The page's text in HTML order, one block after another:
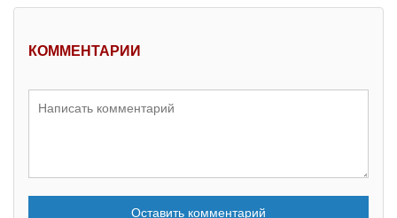
КОММЕНТАРИИ
Оставить комментарий